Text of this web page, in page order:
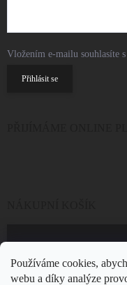
Používáme cookies,
webu a díky analýze
Vložením e-mailu souhlasíte s
Přihlásit se